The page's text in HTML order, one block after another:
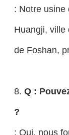
: Notre usine
Huangji, ville
de Foshan,
8. Q :
?
: Oui. nous